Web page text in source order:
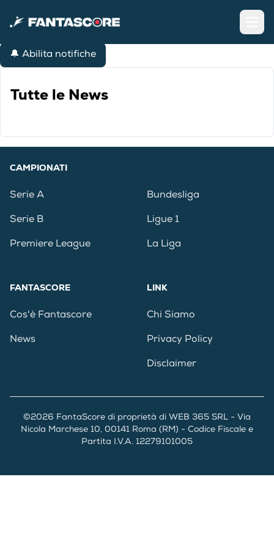
🔔 Abilita notifiche
Tutte le News
CAMPIONATI
Serie A
Serie B
Premiere League
Bundesliga
Ligue 1
La Liga
FANTASCORE
Cos'è Fantascore
News
LINK
Chi Siamo
Privacy Policy
Disclaimer
©2026 FantaScore di proprietà di WEB 365 SRL - Via
Nicola Marchese 10, 00141 Roma (RM) - Codice Fiscale e
Partita I.V.A. 12279101005